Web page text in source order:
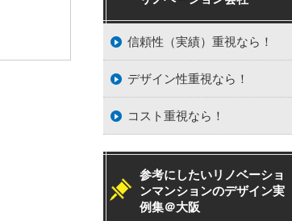
信頼性（実績）重視なら！
デザイン性重視なら！
コスト重視なら！
参考にしたいリノベーショ
ンマンションのデザイン実
例集＠大阪